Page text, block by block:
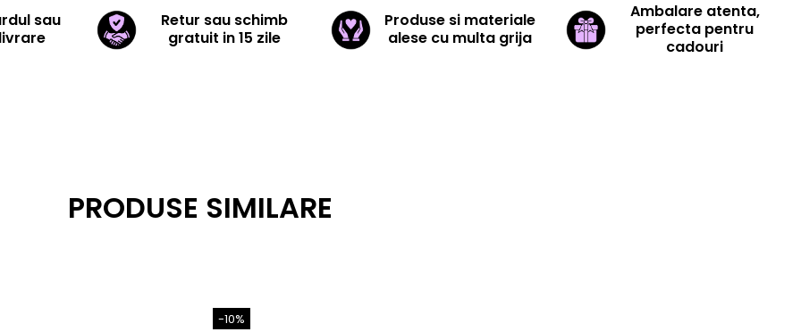
sau
Retur sau schimb
gratuit in 15 zile
Produse si materiale
alese cu multa grija
Ambalare atenta,
perfecta pentru
cadouri
PRODUSE SIMILARE
-10%